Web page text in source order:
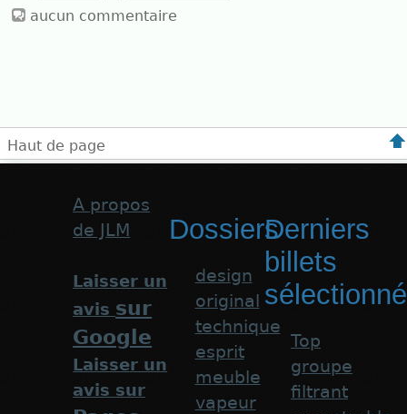
aucun commentaire
Haut de page
A propos
de JLM
Laisser un
avis sur
Google
Laisser un
avis sur
Dossiers
design
original
technique
esprit
meuble
vapeur
Derniers
billets
Top
groupe
filtrant